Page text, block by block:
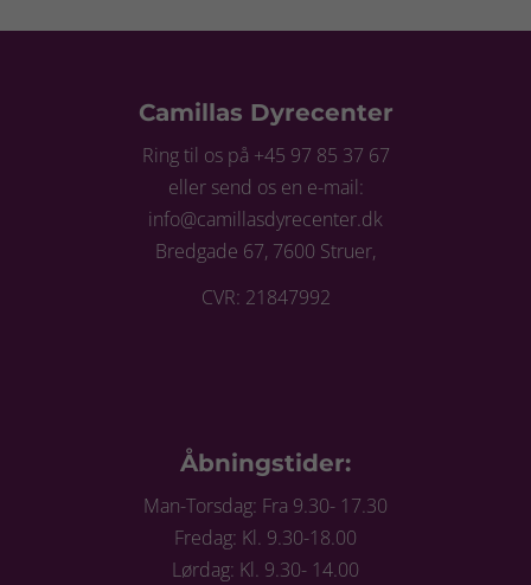
Camillas Dyrecenter
Ring til os på +45 97 85 37 67
eller send os en e-mail:
info@camillasdyrecenter.dk
Bredgade 67, 7600 Struer,
CVR: 21847992
Åbningstider:
Man-Torsdag: Fra 9.30- 17.30
Fredag: Kl. 9.30-18.00
Lørdag: Kl. 9.30- 14.00